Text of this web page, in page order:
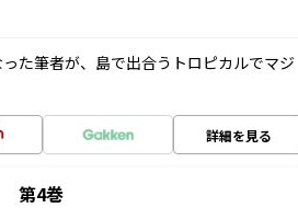
た筆者が、島で出合うトロピカルでマジ
詳細を見る
第4巻